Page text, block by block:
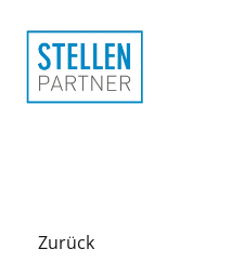
Zurück